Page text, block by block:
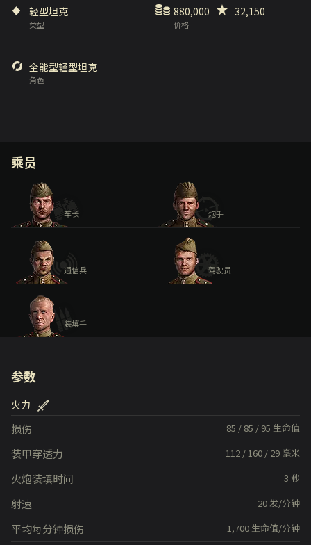
类型
轻型坦克
价格
880,000 32,150
角色
全能型轻型坦克
乘员
车长 炮手
通信兵 驾驶员
装填手
参数
火力
85 / 85 / 95 生命值
损伤
112 / 160 / 29 毫米
装甲穿透力
3 秒
火炮装填时间
20 发/分钟
射速
1,700 生命值/分钟
平均每分钟损伤